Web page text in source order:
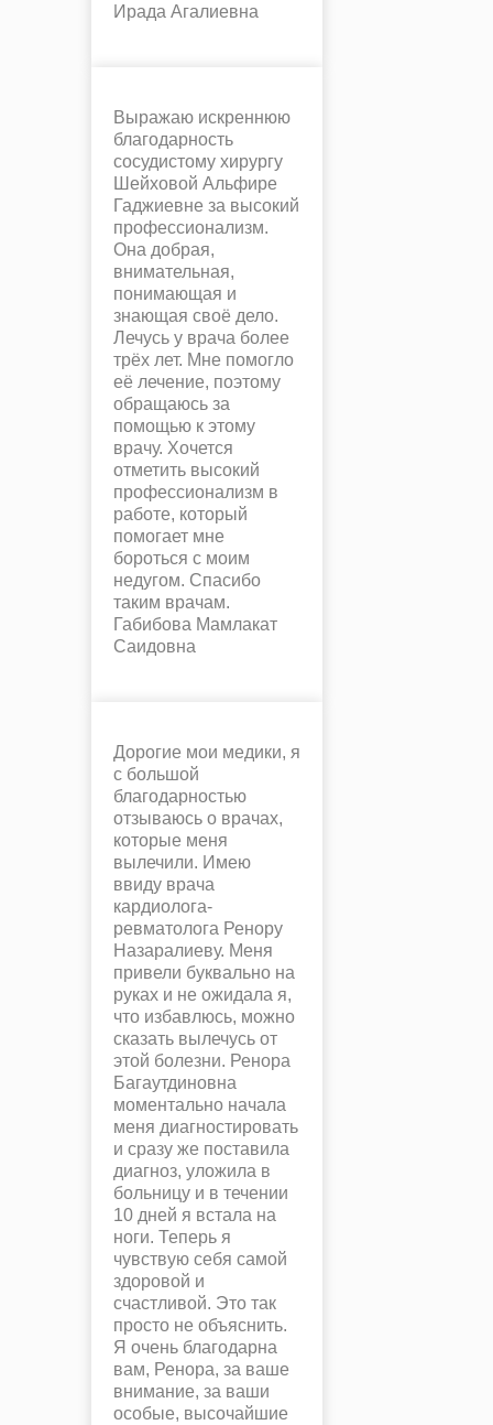
Ирада Агалиевна
Выражаю искреннюю
благодарность
сосудистому хирургу
Шейховой Альфире
Гаджиевне за высокий
профессионализм.
Она добрая,
внимательная,
понимающая и
знающая своё дело.
Лечусь у врача более
трёх лет. Мне помогло
её лечение, поэтому
обращаюсь за
помощью к этому
врачу. Хочется
отметить высокий
профессионализм в
работе, который
помогает мне
бороться с моим
недугом. Спасибо
таким врачам.
Габибова Мамлакат
Саидовна
Дорогие мои медики, я
с большой
благодарностью
отзываюсь о врачах,
которые меня
вылечили. Имею
ввиду врача
кардиолога-
ревматолога Ренору
Назаралиеву. Меня
привели буквально на
руках и не ожидала я,
что избавлюсь, можно
сказать вылечусь от
этой болезни. Ренора
Багаутдиновна
моментально начала
меня диагностировать
и сразу же поставила
диагноз, уложила в
больницу и в течении
10 дней я встала на
ноги. Теперь я
чувствую себя самой
здоровой и
счастливой. Это так
просто не объяснить.
Я очень благодарна
вам, Ренора, за ваше
внимание, за ваши
особые, высочайшие